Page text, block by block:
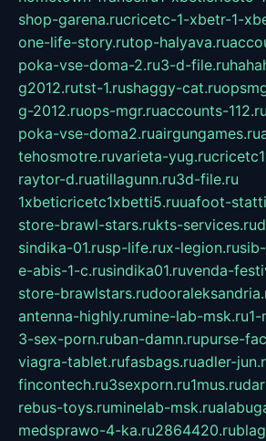
shop-garena.rucricetc-1-xbetr-1-
one-life-story.rutop-halyava.ru
poka-vse-doma-2.ru3-d-file.ru
g2012.rutst-1.rushaggy-cat.ru
g-2012.ruops-mgr.ruaccounts-112.ru
poka-vse-doma2.ruairgungames.ru
tehosmotre.ruvarieta-yug.ru
raytor-d.ruatillagunn.ru3d-file.ru
1xbeticricetc1xbetti5.ruuafoot-
store-brawl-stars.rukts-services.ru
sindika-01.rusp-life.rux-legion.ru
e-abis-1-c.rusindika01.ruvenda-
store-brawlstars.ru
antenna-highly.rumine-lab-msk.ru1-
3-sex-porn.ruban-damn.rupurse-
viagra-tablet.rufasbags.ruadler-
fincontech.ru3sexporn.ru1mus.ru
rebus-toys.ruminelab-msk.ru
medsprawo-4-ka.ru2864420.ru